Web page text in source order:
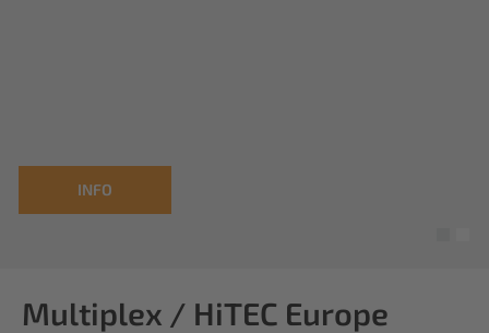
Savoir plus
Multiplex / HiTEC Europe